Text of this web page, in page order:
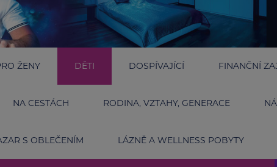
ŽENY DĚTI DOSPÍVAJÍCÍ FINANČNÍ
NA CESTÁCH RODINA, VZTAHY, GENERACE
S OBLEČENÍM LÁZNĚ A WELLNESS POBYTY